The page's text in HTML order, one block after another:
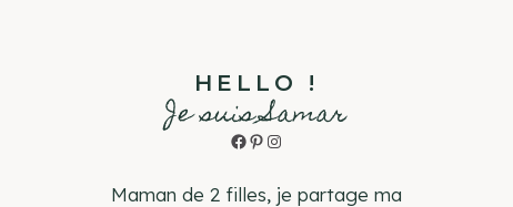
HELLO !
Je suis Samar
Facebook
Pinterest
Instagram
Maman de 2 filles, je partage ma